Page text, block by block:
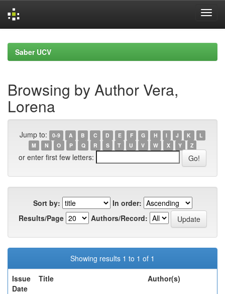
navigationSaber UCV
Browsing by Author Vera,
Lorena
Jump to: 0-9 A B C D E F G H I J K
L
M
N O P Q R S T U V W X Y Z
or enter first few letters:
Sort by:
In order:
Results/Page
Authors/Record:
Showing results 1 to 1 of 1
Issue
Date
Title Author(s)